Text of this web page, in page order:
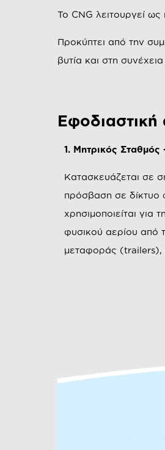
Το CNG λειτουργεί
Προκύπτει από την
βυτία και στη
Εφοδιαστική
1. Μητρικός
Κατασκευάζεται σε
πρόσβαση σε δίκτυο
χρησιμοποιείται για
φυσικού αερίου από
μεταφοράς (trailers),